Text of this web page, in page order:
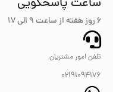
6 روز هفته از ساعت ۹ الی 17
تلفن امور مشتریان
02191094176